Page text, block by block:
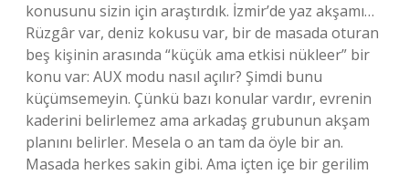
konusunu sizin için araştırdık. İzmir’de yaz akşamı…
Rüzgâr var, deniz kokusu var, bir de masada oturan
beş kişinin arasında “küçük ama etkisi nükleer” bir
konu var: AUX modu nasıl açılır? Şimdi bunu
küçümsemeyin. Çünkü bazı konular vardır, evrenin
kaderini belirlemez ama arkadaş grubunun akşam
planını belirler. Mesela o an tam da öyle bir an.
Masada herkes sakin gibi. Ama içten içe bir gerilim